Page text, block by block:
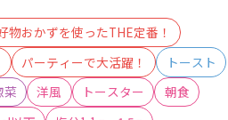
物おかずを使ったTHE定番！
パーティーで大活躍！
トースト
菜 洋風 トースター
朝食